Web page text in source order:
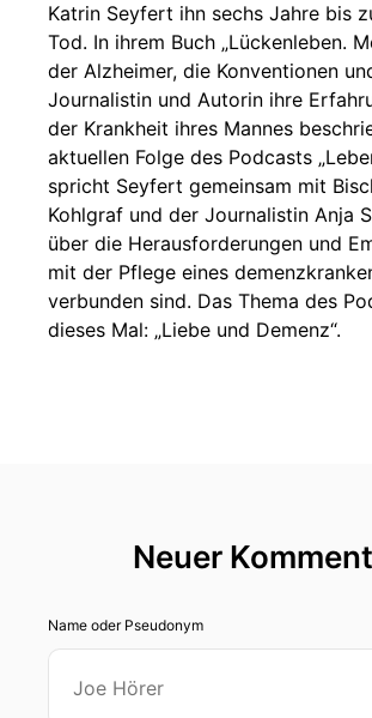
Katrin Seyfert ihn sechs Jahre bis
Tod. In ihrem Buch „Lückenleben.
der Alzheimer, die Konventionen
Journalistin und Autorin ihre
der Krankheit ihres Mannes
aktuellen Folge des Podcasts
spricht Seyfert gemeinsam mit
Kohlgraf und der Journalistin Anja
über die Herausforderungen und
mit der Pflege eines
verbunden sind. Das Thema des
dieses Mal: „Liebe und Demenz“.
Neuer
Name oder Pseudonym